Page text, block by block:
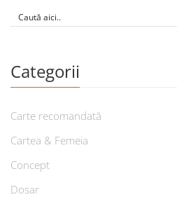
Categorii
Carte recomandată
Cartea & Femeia
Concept
Dosar